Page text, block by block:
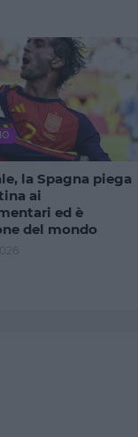
la Spagna piega
ai
ed è
del mondo